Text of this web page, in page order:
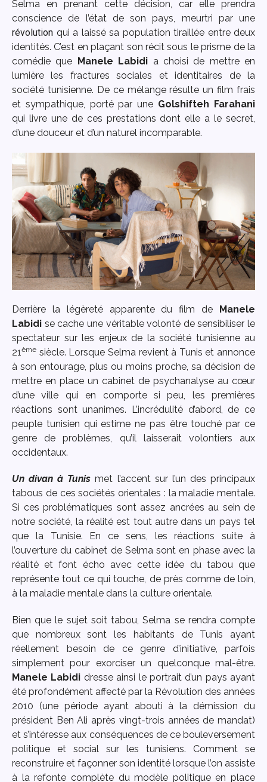
Selma en prenant cette décision, car elle prendra
conscience de l’état de son pays, meurtri par une
révolution qui a laissé sa population tiraillée entre deux
identités. C’est en plaçant son récit sous le prisme de la
comédie que
Manele Labidi a choisi de mettre en
lumière les fractures sociales et identitaires de la
société tunisienne. De ce mélange résulte un film frais
et sympathique, porté par une Golshifteh
Farahani
qui livre une de ces prestations dont elle a le secret,
d’une douceur et d’un naturel incomparable.
Derrière la légèreté apparente du film de Manele
Labidi se cache une véritable volonté de sensibiliser le
spectateur sur les enjeux de la société tunisienne au
21 ème siècle. Lorsque Selma revient à Tunis et annonce
à son entourage, plus ou moins proche, sa décision de
mettre en place un cabinet de psychanalyse au cœur
d’une ville qui en comporte si peu, les premières
réactions sont unanimes. L’incrédulité d’abord, de ce
peuple tunisien qui estime ne pas être touché par ce
genre de problèmes, qu’il laisserait volontiers aux
occidentaux.
Un divan à Tunis met l’accent sur l’un des principaux
tabous de ces sociétés orientales : la maladie mentale.
Si ces problématiques sont assez ancrées au sein de
notre société, la réalité est tout autre dans un pays tel
que la Tunisie. En ce sens, les réactions suite à
l’ouverture du cabinet de Selma sont en phase avec la
réalité et font écho avec cette idée du tabou que
représente tout ce qui touche, de près comme de loin,
à la maladie mentale dans la culture orientale.
Bien que le sujet soit tabou, Selma se rendra compte
que nombreux sont les habitants de Tunis ayant
réellement besoin de ce genre d’initiative, parfois
simplement pour exorciser un quelconque mal-être.
Manele Labidi dresse ainsi le portrait d’un pays ayant
été profondément affecté par la Révolution des années
2010 (une période ayant abouti à la démission du
président Ben Ali après vingt-trois années de mandat)
et s’intéresse aux conséquences de ce bouleversement
politique et social sur les tunisiens. Comment se
reconstruire et façonner son identité lorsque l’on assiste
à la refonte complète du modèle politique en place